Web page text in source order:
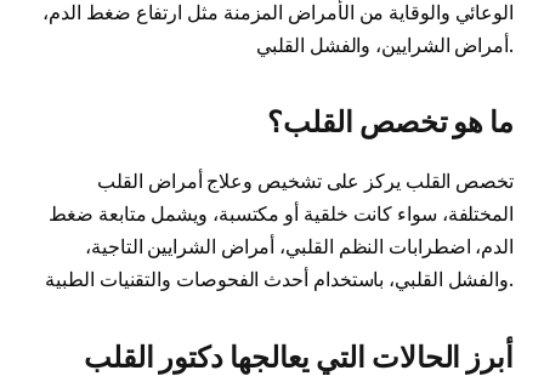
الوعائي والوقاية من الأمراض المزمنة مثل ارتفاع ضغط الدم،
أمراض الشرايين، والفشل القلبي.
ما هو تخصص القلب؟
تخصص القلب يركز على تشخيص وعلاج أمراض القلب
المختلفة، سواء كانت خلقية أو مكتسبة، ويشمل متابعة ضغط
الدم، اضطرابات النظم القلبي، أمراض الشرايين التاجية،
والفشل القلبي، باستخدام أحدث الفحوصات والتقنيات الطبية.
أبرز الحالات التي يعالجها دكتور القلب